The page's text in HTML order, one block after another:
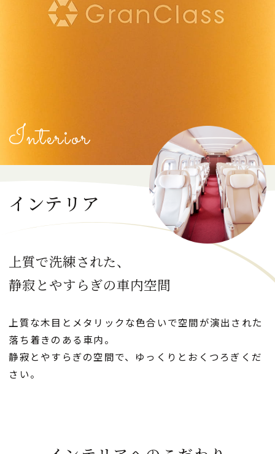
インテリア
GranClassを予約する
English 简体中文 繁體中文
Interior
インテリア
上質で洗練された、
静寂とやすらぎの車内空間
上質な木目とメタリックな色合いで空間が演出された
落ち着きのある車内。
静寂とやすらぎの空間で、ゆっくりとおくつろぎくだ
さい。